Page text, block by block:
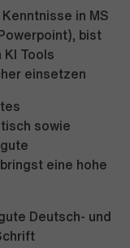
in MS
bist
KI Tools
einsetzen
sowie
eine hohe
Deutsch- und